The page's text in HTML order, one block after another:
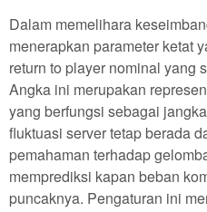
Dalam memelihara
menerapkan parameter ketat
return to player nominal yang
Angka ini merupakan
yang berfungsi sebagai
fluktuasi server tetap berada
pemahaman terhadap
memprediksi kapan beban
puncaknya. Pengaturan ini